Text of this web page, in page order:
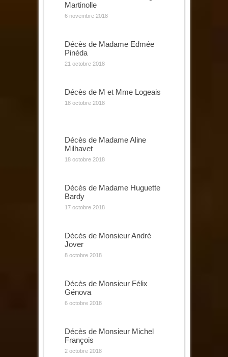
Martinolle
6 novembre 2018
Décès de Madame Edmée
Pinéda
21 octobre 2018
Décès de M et Mme Logeais
18 octobre 2018
Décès de Madame Aline
Milhavet
18 octobre 2018
Décès de Madame Huguette
Bardy
17 octobre 2018
Décès de Monsieur André
Jover
8 octobre 2018
Décès de Monsieur Félix
Génova
6 octobre 2018
Décès de Monsieur Michel
François
2 octobre 2018